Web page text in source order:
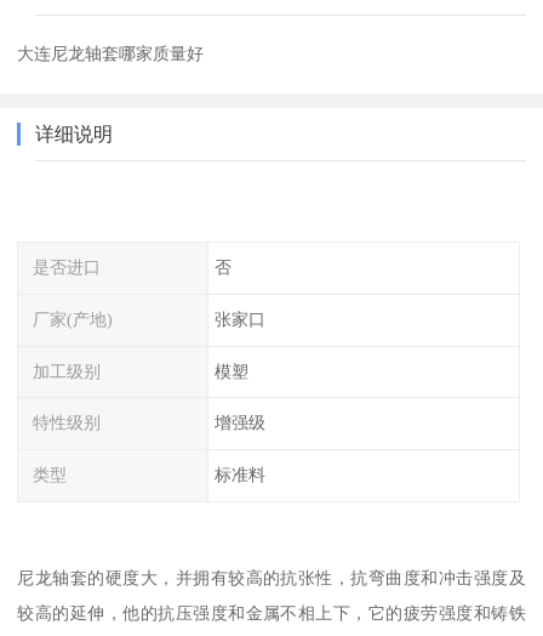
大连尼龙轴套哪家质量好
详细说明
是否进口 否
厂家(产地) 张家口
加工级别 模塑
特性级别 增强级
类型 标准料
尼龙轴套的硬度大，并拥有较高的抗张性，抗弯曲度和冲击强度及
较高的延伸，他的抗压强度和金属不相上下，它的疲劳强度和铸铁